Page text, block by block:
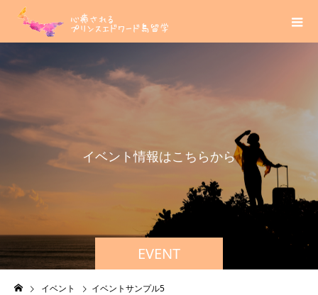
EVENT
イベン ト情報はこ ち らから
イベント イベントサンプル5